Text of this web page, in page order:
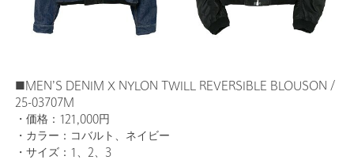
■MEN’S DENIM X NYLON TWILL REVERSIBLE BLOUSON /
25-03707M
・価格：121,000円
・カラー：コバルト、ネイビー
・サイズ：1、2、3